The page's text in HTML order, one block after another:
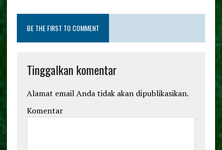
o
o
k
r
BE THE FIRST TO COMMENT
Tinggalkan komentar
Alamat email Anda tidak akan dipublikasikan.
Komentar